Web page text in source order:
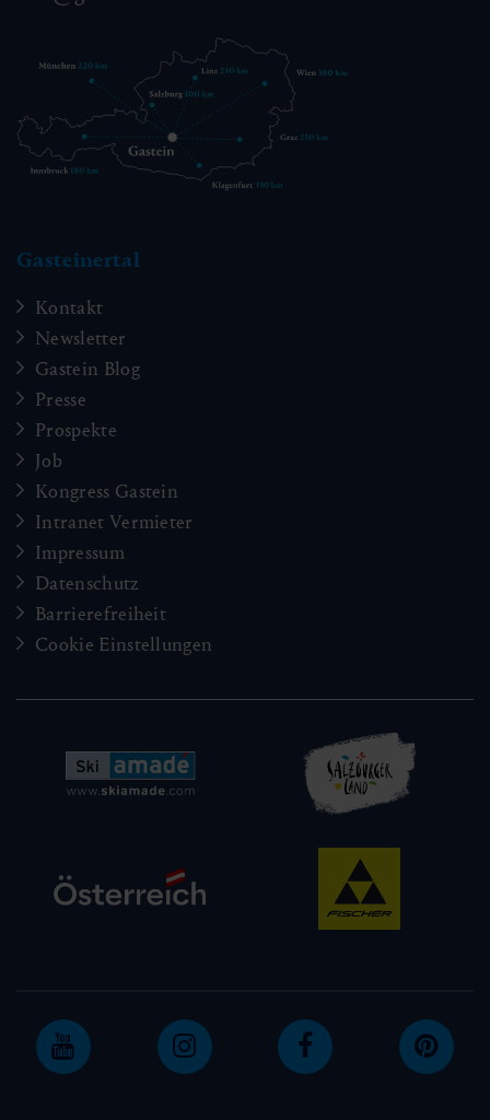
Gasteinertal
Kontakt
Newsletter
Gastein Blog
Presse
Prospekte
Job
Kongress Gastein
Intranet Vermieter
Impressum
Datenschutz
Barrierefreiheit
Cookie Einstellungen